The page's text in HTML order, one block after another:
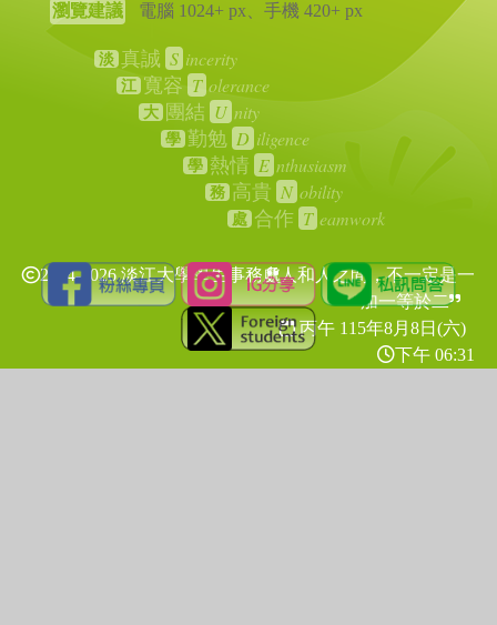
瀏覽建議
電腦 1024+ px、手機 420+ px
淡 真誠 S incerity
江 寬容 T olerance
大 團結 U nity
學 勤勉 D iligence
學 熱情 E nthusiasm
務 高貴 N obility
處 合作 T eamwork
2024-2026 淡江大學學生事務處人和人之間，不一定是一
加一等於二
丙午 115年8月8日(六)
下午 06:31